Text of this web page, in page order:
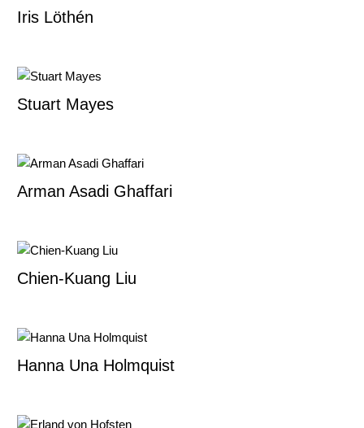
Iris Löthén
Stuart Mayes
Arman Asadi Ghaffari
Chien-Kuang Liu
Hanna Una Holmquist